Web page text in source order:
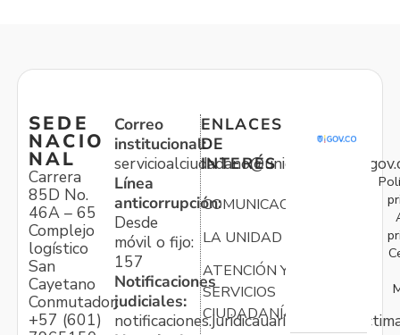
SEDE
NACIO
NAL
Carrera
85D No.
46A – 65
Complejo
logístico
San
Cayetano
Conmutador:
+57 (601)
Correo
institucional:
Línea
anticorrupción:
Desde
móvil o fijo:
157
Notificaciones
judiciales:
ENLACES
DE
INTERÉS
COMUNICACIONES
LA UNIDAD
ATENCIÓN Y
SERVICIOS
CIUDADANÍA